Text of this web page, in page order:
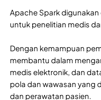
Apache Spark
untuk penelitian medis
Dengan kemampuan
membantu dalam
medis elektronik, dan
pola dan wawasan yang
dan perawatan pasien.